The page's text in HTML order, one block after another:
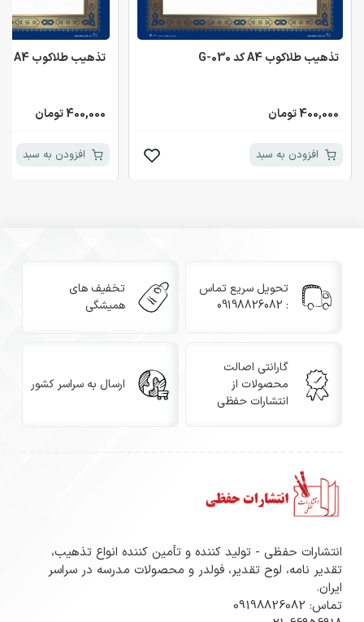
تذهیب طلاکوب A4 کد G-030
400,000 تومان
افزودن به سبد
تذهیب طلاکوب A4 کد G-030
400,000 تومان
افزودن به سبد
تحویل سریع تماس
: 09198826082
تخفیف های
همیشگی
گارانتی اصالت
محصولات از
انتشارات حفظی
ارسال به سراسر کشور
انتشارات حفظی - تولید کننده و تأمین کننده انواع تذهیب،
تقدیر نامه، لوح تقدیر، فولدر و محصولات مدرسه در سراسر
ایران.
تماس: 09198826082